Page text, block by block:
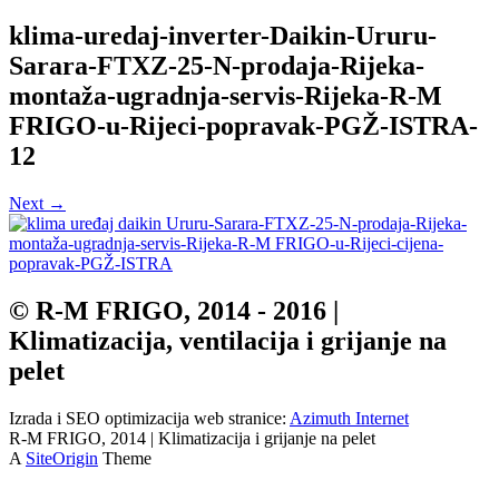
klima-uredaj-inverter-Daikin-Ururu-
Sarara-FTXZ-25-N-prodaja-Rijeka-
montaža-ugradnja-servis-Rijeka-R-M
FRIGO-u-Rijeci-popravak-PGŽ-ISTRA-
12
Next →
© R-M FRIGO, 2014 - 2016 |
Klimatizacija, ventilacija i grijanje na
pelet
Izrada i SEO optimizacija web stranice: Azimuth Internet
R-M FRIGO, 2014 | Klimatizacija i grijanje na pelet
A SiteOrigin Theme